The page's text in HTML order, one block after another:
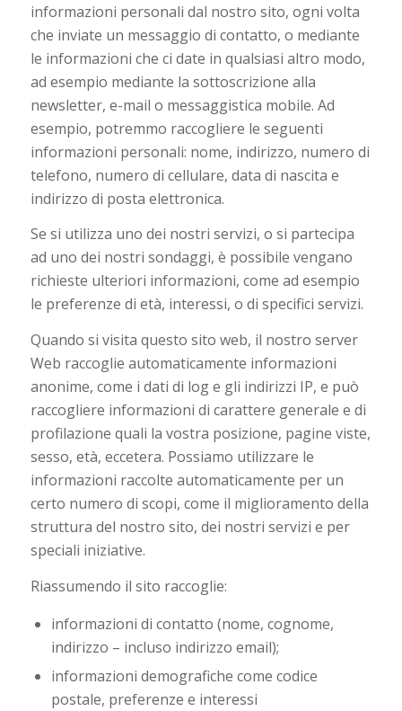
informazioni personali dal nostro sito, ogni volta
che inviate un messaggio di contatto, o mediante
le informazioni che ci date in qualsiasi altro modo,
ad esempio mediante la sottoscrizione alla
newsletter, e-mail o messaggistica mobile. Ad
esempio, potremmo raccogliere le seguenti
informazioni personali: nome, indirizzo, numero di
telefono, numero di cellulare, data di nascita e
indirizzo di posta elettronica.
Se si utilizza uno dei nostri servizi, o si partecipa
ad uno dei nostri sondaggi, è possibile vengano
richieste ulteriori informazioni, come ad esempio
le preferenze di età, interessi, o di specifici servizi.
Quando si visita questo sito web, il nostro server
Web raccoglie automaticamente informazioni
anonime, come i dati di log e gli indirizzi IP, e può
raccogliere informazioni di carattere generale e di
profilazione quali la vostra posizione, pagine viste,
sesso, età, eccetera. Possiamo utilizzare le
informazioni raccolte automaticamente per un
certo numero di scopi, come il miglioramento della
struttura del nostro sito, dei nostri servizi e per
speciali iniziative.
Riassumendo il sito raccoglie:
informazioni di contatto (nome, cognome,
indirizzo – incluso indirizzo email);
informazioni demografiche come codice
postale, preferenze e interessi